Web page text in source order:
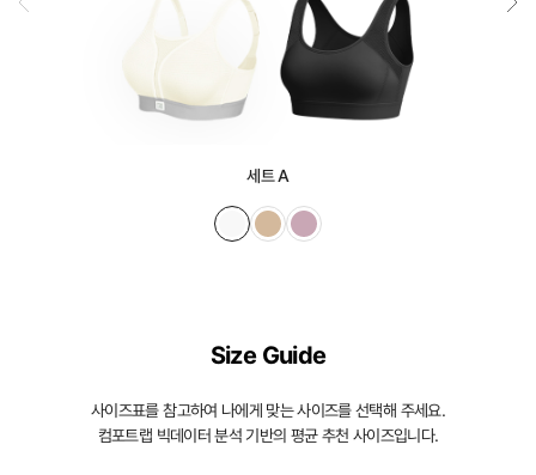
세트 A
Size Guide
사이즈표를 참고하여 나에게 맞는 사이즈를 선택해 주세요.
컴포트랩 빅데이터 분석 기반의 평균 추천 사이즈입니다.